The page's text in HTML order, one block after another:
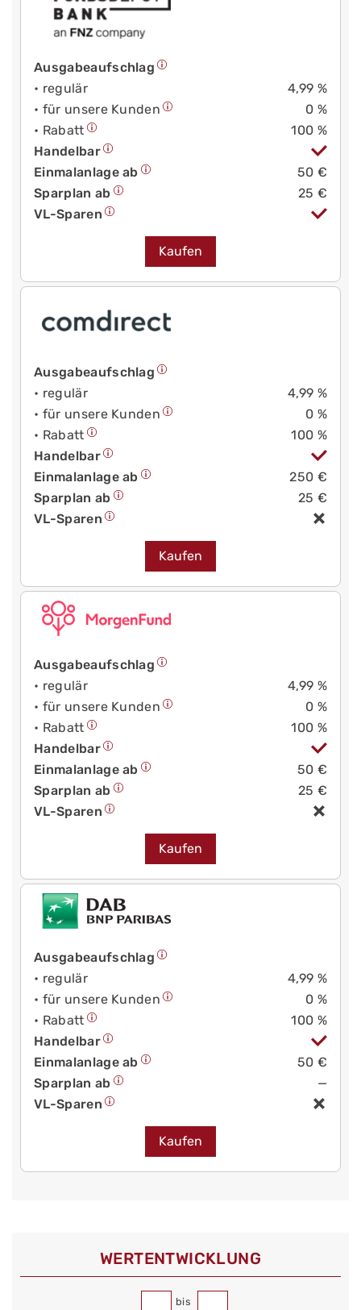
Ausgabeaufschlag
• regulär
4,99 %
• für unsere Kunden
0 %
• Rabatt
100 %
Handelbar
Einmalanlage ab
50 €
Sparplan ab
25 €
VL-Sparen
Kaufen
Ausgabeaufschlag
• regulär
4,99 %
• für unsere Kunden
0 %
• Rabatt
100 %
Handelbar
Einmalanlage ab
250 €
Sparplan ab
25 €
VL-Sparen
Kaufen
Ausgabeaufschlag
• regulär
4,99 %
• für unsere Kunden
0 %
• Rabatt
100 %
Handelbar
Einmalanlage ab
50 €
Sparplan ab
25 €
VL-Sparen
Kaufen
Ausgabeaufschlag
• regulär
4,99 %
• für unsere Kunden
0 %
• Rabatt
100 %
Handelbar
Einmalanlage ab
50 €
Sparplan ab
—
VL-Sparen
Kaufen
WERT­ENTWICKLUNG
bis